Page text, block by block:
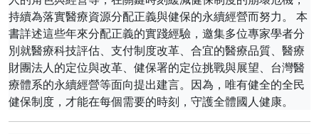
持續為落實醫療資源分配正義與健保的永續經營而努力。 本
書詳述這些年來分配正義的實踐經驗，邀集多位專家學者分
別就醫療科技評估、支付制度改革、合宜的醫療品質、醫療
財團法人的定位與改革、健保署的定位挑戰與展望、台灣醫
療體系的永續經營等面向提出建言。因為，唯有健全的全民
健保制度，才能在每個需要的時刻，守護全體國人健康。